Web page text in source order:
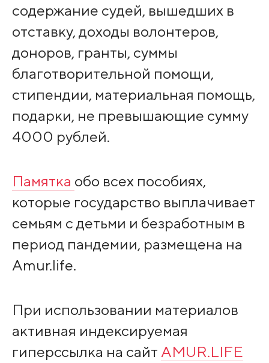
содержание судей, вышедших в
отставку, доходы волонтеров,
доноров, гранты, суммы
благотворительной помощи,
стипендии, материальная помощь,
подарки, не превышающие сумму
4000 рублей.
Памятка обо всех пособиях,
которые государство выплачивает
семьям с детьми и безработным в
период пандемии, размещена на
Amur.life.
При использовании материалов
активная индексируемая
гиперссылка на сайт AMUR.LIFE